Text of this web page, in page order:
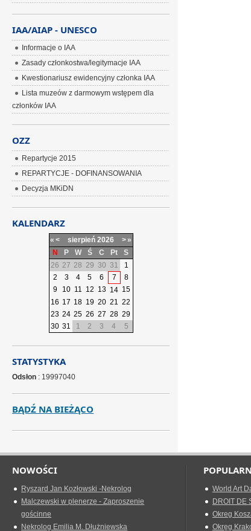
IAA/AIAP - UNESCO
Informacje o IAA
Zasady członkostwa/legitymacje IAA
Kwestionariusz ewidencyjny członka IAA
Lista muzeów z darmowym wstępem dla
członków IAA
OZZ
Repartycje 2015
REPARTYCJE - DOFINANSOWANIA
Decyzja MKiDN
KALENDARZ
« < sierpień 2026 >»
N
P W Ś C Pt
S
26 27 28 29 30 31
1
2
3 4 5 6 7
8
9
10 11 12 13 14 15
16 17 18 19 20 21 22
23 24 25 26 27 28 29
30 31 1 2 3 4 5
STATYSTYKA
Odsłon : 19997040
BĄDŹ NA BIEŻĄCO
NOWOŚCI
Ryszard Jan Kozłowski -Nekrolog
Malczewski w plenerze - Zaproszenie
gościnne
Nekrolog Emilia M. Dłużniewska
World Art
DROIT DE
Okreg
Okręg